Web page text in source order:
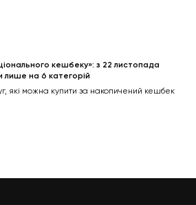
кешбеку»: з 22 листопада
на 6 категорій
які можна купити за накопичений кешбек